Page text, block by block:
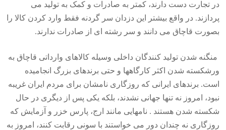
در تجارت دست دارند، کمتر به صادرات و کمک به تولید می
پردازند. در واقع بیشتر این دزدان سر گردنه فقط وارد کردن کالا را
بصورت قاچاق می دانند و سر رشته ای از صادرات ندارند.
منگنه شدن تولید کنندگان داخلی وسیله کالاهای وارداتی قاچاق به
ورشکسته شدن اکثر کارگاهها و حتی برندهای بزرگ انجامیده
است. برندهای ایرانی که روزگاری نامشان برای مردم ایران غریبه
نبود، امروز نه تنها جهانی نشدند، بلکه یکی پس از دیگری در حال
شکسته شدن هستند . نامهایی مانند ارج، پارس خزر و آزمایش که
روزگاری نه چندان دور می خواستند با سونی رقابت کنند، امروز به